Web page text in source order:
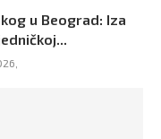
u Beograd: Iza